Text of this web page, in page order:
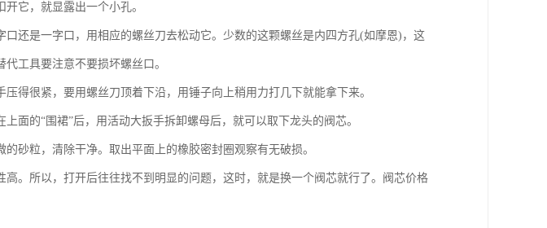
它，就显露出一个小孔。
还是一字口，用相应的螺丝刀去松动它。少数的这颗螺丝是内四方孔(如摩恩)，这
工具要注意不要损坏螺丝口。
得很紧，要用螺丝刀顶着下沿，用锤子向上稍用力打几下就能拿下来。
面的“围裙”后，用活动大扳手拆卸螺母后，就可以取下龙头的阀芯。
砂粒，清除干净。取出平面上的橡胶密封圈观察有无破损。
。所以，打开后往往找不到明显的问题，这时，就是换一个阀芯就行了。阀芯价格